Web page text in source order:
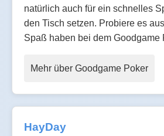
natürlich auch für ein schnelles
den Tisch setzen. Probiere es
Spaß haben bei dem Goodgame
Mehr über Goodgame Poker
HayDay